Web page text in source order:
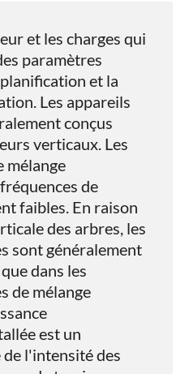
et les charges qui
paramètres
et la
Les appareils
conçus
verticaux. Les
mélange
de
faibles. En raison
des arbres, les
sont généralement
dans les
de mélange
est un
l'intensité des